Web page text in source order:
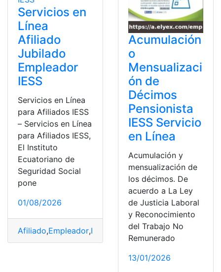
Servicios en
Línea
Afiliado
Jubilado
Empleador
IESS
Servicios en Línea
para Afiliados IESS
– Servicios en Línea
para Afiliados IESS,
El Instituto
Ecuatoriano de
Seguridad Social
pone
01/08/2026
Afiliado,Empleador,IESS Jubilados ,Pensionista
Acumulación
o
Mensualizaci
ón de
Décimos
Pensionista
IESS Servicio
en Línea
Acumulación y
mensualización de
los décimos. De
acuerdo a La Ley
de Justicia Laboral
y Reconocimiento
del Trabajo No
Remunerado
13/01/2026